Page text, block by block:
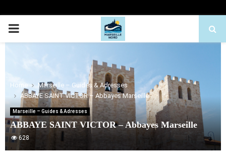
PRIMARY
Home
Marseille – Guides & Adresses
ABBAYE SAINT VICTOR – Abbayes Marseille
Marseille – Guides & Adresses
ABBAYE SAINT VICTOR – Abbayes Marseille
628